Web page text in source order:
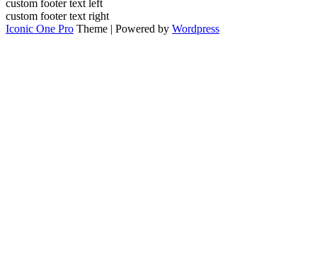
custom footer text left
custom footer text right
Iconic One Pro Theme | Powered by Wordpress